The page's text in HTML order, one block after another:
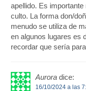
apellido. Es
culto. La forma don/
menudo se utiliza de
en algunos lugares es
recordar que sería
Aurora dice:
16/10/2024 a las